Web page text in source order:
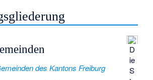
D
ie
S
des Kantons Freiburg